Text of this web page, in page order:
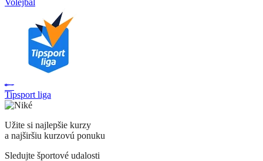
Volejbal
Tipsport liga
Užite si najlepšie kurzy
a najširšiu kurzovú ponuku
Sledujte športové udalosti